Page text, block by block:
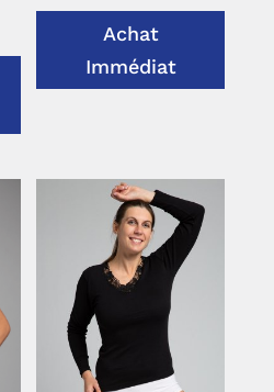
Achat
Immédiat